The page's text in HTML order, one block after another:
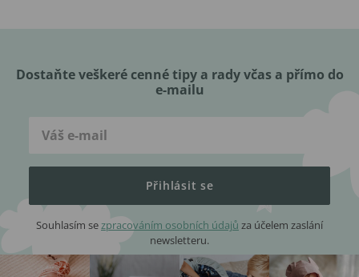
Dostaňte veškeré cenné tipy a rady včas a přímo do
e-mailu
Přihlásit se
Souhlasím sezpracováním osobních údajů za účelem zaslání
newsletteru.